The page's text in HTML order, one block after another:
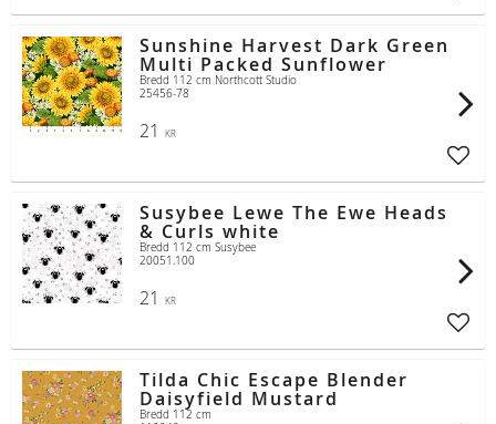
Sunshine Harvest Dark Green
Multi Packed Sunflower
Bredd 112 cm Northcott Studio
25456-78
21 KR
Susybee Lewe The Ewe Heads
& Curls white
Bredd 112 cm Susybee
20051.100
21 KR
Tilda Chic Escape Blender
Daisyfield Mustard
Bredd 112 cm